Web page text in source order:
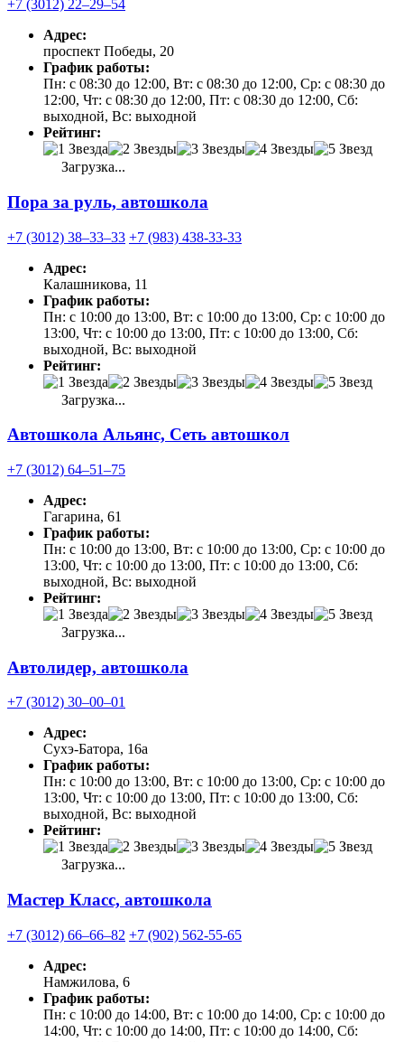
+7 (3012) 22‒29‒54
Адрес:
проспект Победы, 20
График работы:
Пн: с 08:30 до 12:00, Вт: с 08:30 до 12:00, Ср: с 08:30 до
12:00, Чт: с 08:30 до 12:00, Пт: с 08:30 до 12:00, Сб:
выходной, Вс: выходной
Рейтинг:
Загрузка...
Пора за руль, автошкола
+7 (3012) 38‒33‒33 +7 (983) 438-33-33
Адрес:
Калашникова, 11
График работы:
Пн: с 10:00 до 13:00, Вт: с 10:00 до 13:00, Ср: с 10:00 до
13:00, Чт: с 10:00 до 13:00, Пт: с 10:00 до 13:00, Сб:
выходной, Вс: выходной
Рейтинг:
Загрузка...
Автошкола Альянс, Сеть автошкол
+7 (3012) 64‒51‒75
Адрес:
Гагарина, 61
График работы:
Пн: с 10:00 до 13:00, Вт: с 10:00 до 13:00, Ср: с 10:00 до
13:00, Чт: с 10:00 до 13:00, Пт: с 10:00 до 13:00, Сб:
выходной, Вс: выходной
Рейтинг:
Загрузка...
Автолидер, автошкола
+7 (3012) 30‒00‒01
Адрес:
Сухэ-Батора, 16а
График работы:
Пн: с 10:00 до 13:00, Вт: с 10:00 до 13:00, Ср: с 10:00 до
13:00, Чт: с 10:00 до 13:00, Пт: с 10:00 до 13:00, Сб:
выходной, Вс: выходной
Рейтинг:
Загрузка...
Мастер Класс, автошкола
+7 (3012) 66‒66‒82 +7 (902) 562-55-65
Адрес:
Намжилова, 6
График работы:
Пн: с 10:00 до 14:00, Вт: с 10:00 до 14:00, Ср: с 10:00 до
14:00, Чт: с 10:00 до 14:00, Пт: с 10:00 до 14:00, Сб: